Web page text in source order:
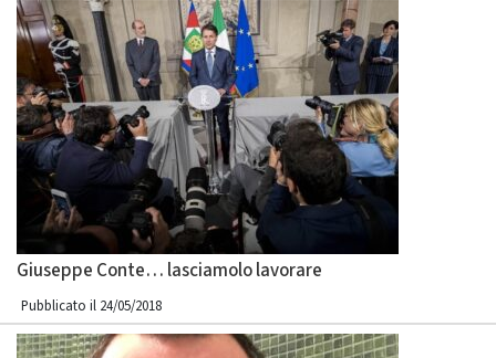
Giuseppe Conte… lasciamolo lavorare
Pubblicato il 24/05/2018